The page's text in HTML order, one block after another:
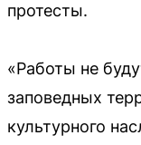
протесты.
«Работы не
заповедных
культурного